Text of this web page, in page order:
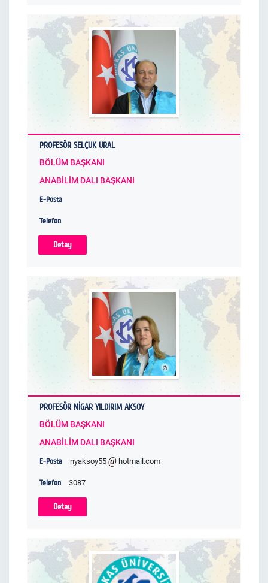
PROFESÖR SELÇUK URAL
BÖLÜM BAŞKANI
ANABİLİM DALI BAŞKANI
E-Posta
Telefon
Detay
PROFESÖR NİGAR YILDIRIM AKSOY
BÖLÜM BAŞKANI
ANABİLİM DALI BAŞKANI
E-Posta
nyaksoy55 hotmail.com
Telefon 3087
Detay